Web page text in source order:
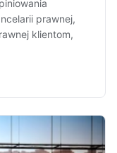
prawnej,
klientom,